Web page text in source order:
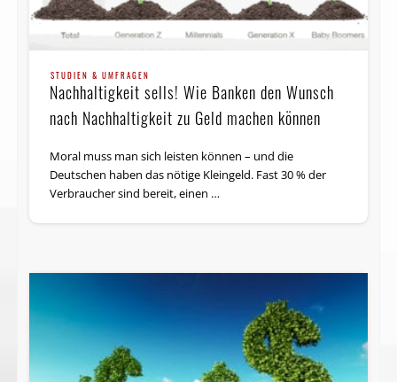
STUDIEN & UMFRAGEN
Nachhaltigkeit sells! Wie Banken den Wunsch
nach Nachhaltigkeit zu Geld machen können
Moral muss man sich leisten können – und die
Deutschen haben das nötige Kleingeld. Fast 30 % der
Verbraucher sind bereit, einen …